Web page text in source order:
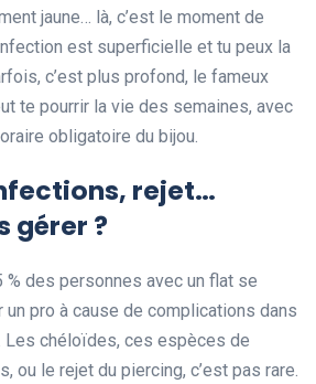
jaune… là, c’est le moment de
est superficielle et tu peux la
c’est plus profond, le fameux
te pourrir la vie des semaines, avec
obligatoire du bijou.
rejet…
gérer ?
% des personnes avec un flat se
pro à cause de complications dans
Les chéloïdes, ces espèces de
ou le rejet du piercing, c’est pas rare.